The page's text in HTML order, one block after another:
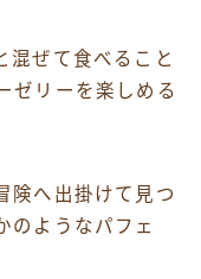
混ぜて食べること
ゼリーを楽しめる
険へ出掛けて見つ
のようなパフェ